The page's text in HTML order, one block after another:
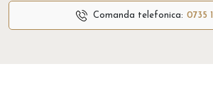
Comanda telefonica: 0735